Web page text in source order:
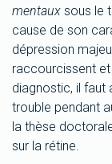
mentaux sous le
cause de son
dépression
raccourcissent
diagnostic, il faut
trouble pendant
la thèse
sur la rétine.